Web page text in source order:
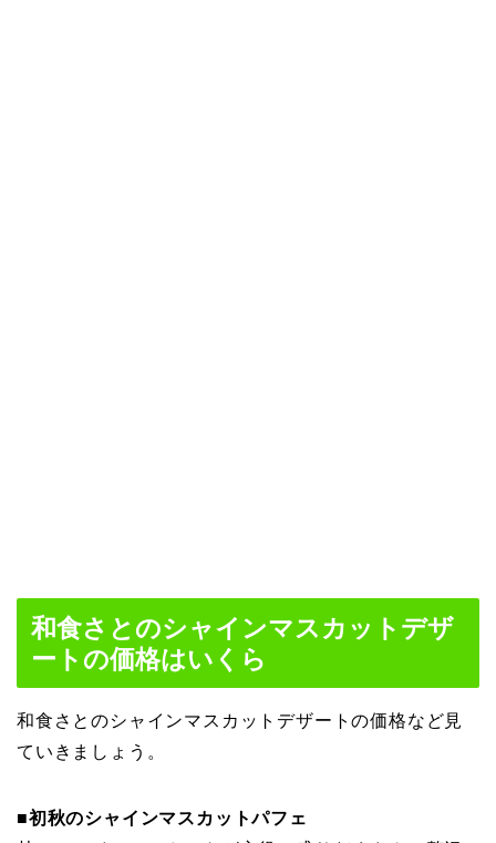
和食さとのシャインマスカットデザ
ートの価格はいくら
和食さとのシャインマスカットデザートの価格など見
ていきましょう。
■初秋のシャインマスカットパフェ